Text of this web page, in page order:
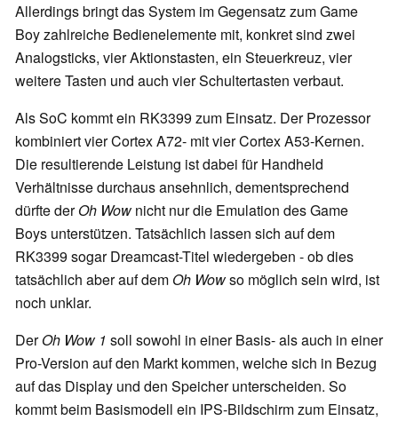
Allerdings bringt das System im Gegensatz zum Game
Boy zahlreiche Bedienelemente mit, konkret sind zwei
Analogsticks, vier Aktionstasten, ein Steuerkreuz, vier
weitere Tasten und auch vier Schultertasten verbaut.
Als SoC kommt ein RK3399 zum Einsatz. Der Prozessor
kombiniert vier Cortex A72- mit vier Cortex A53-Kernen.
Die resultierende Leistung ist dabei für Handheld
Verhältnisse durchaus ansehnlich, dementsprechend
dürfte derOh Wownicht nur die Emulation des Game
Boys unterstützen. Tatsächlich lassen sich auf dem
RK3399 sogar Dreamcast-Titel wiedergeben - ob dies
tatsächlich aber auf dem Oh Wowso möglich sein wird, ist
noch unklar.
DerOh Wow 1 soll sowohl in einer Basis- als auch in einer
Pro-Version auf den Markt kommen, welche sich in Bezug
auf das Display und den Speicher unterscheiden. So
kommt beim Basismodell ein IPS-Bildschirm zum Einsatz,